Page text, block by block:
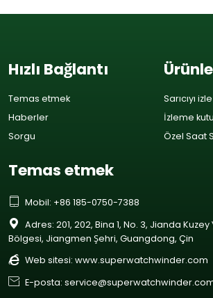
Hızlı Bağlantı
Temas etmek
Haberler
Sorgu
Sarıcıyı izle
İzleme
Özel Saat
Temas etmek
 Mobil: +86 185-0750-7388

Adres: 201, 202, Bina 1, No. 3, Jianda
Bölgesi, Jiangmen Şehri, Guangdong, Çin
 Web sitesi: www.superwatchwinder.com
 E-posta: